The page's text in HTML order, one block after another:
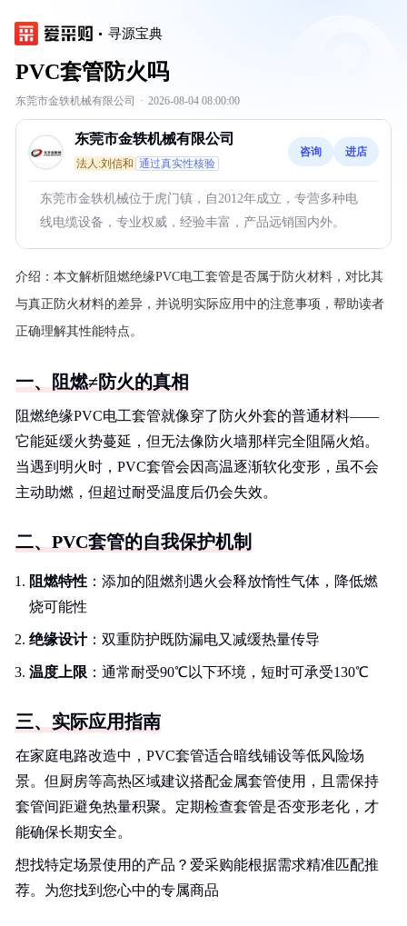
寻源宝典
PVC套管防火吗
东莞市金轶机械有限公司 · 2026-08-04 08:00:00
东莞市金轶机械有限公司
法人:刘信和 通过真实性核验
咨询 进店
东莞市金轶机械位于虎门镇，自2012年成立，专营多种电
线电缆设备，专业权威，经验丰富，产品远销国内外。
介绍： 本文解析阻燃绝缘PVC电工套管是否属于防火材料，对比其
与真正防火材料的差异，并说明实际应用中的注意事项，帮助读者
正确理解其性能特点。
一、阻燃≠防火的真相
阻燃绝缘PVC电工套管就像穿了防火外套的普通材料——
它能延缓火势蔓延，但无法像防火墙那样完全阻隔火焰。
当遇到明火时，PVC套管会因高温逐渐软化变形，虽不会
主动助燃，但超过耐受温度后仍会失效。
二、PVC套管的自我保护机制
阻燃特性 ：添加的阻燃剂遇火会释放惰性气体，降低燃
烧可能性
绝缘设计：双重防护既防漏电又减缓热量传导
温度上限 ：通常耐受90℃以下环境，短时可承受130℃
三、实际应用指南
在家庭电路改造中，PVC套管适合暗线铺设等低风险场
景。但厨房等高热区域建议搭配金属套管使用，且需保持
套管间距避免热量积聚。定期检查套管是否变形老化，才
能确保长期安全。
想找特定场景使用的产品？爱采购能根据需求精准匹配推
荐。为您找到您心中的专属商品